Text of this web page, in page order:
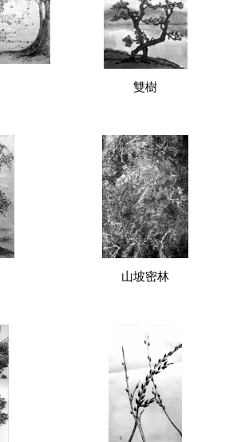
雙樹
山坡密林